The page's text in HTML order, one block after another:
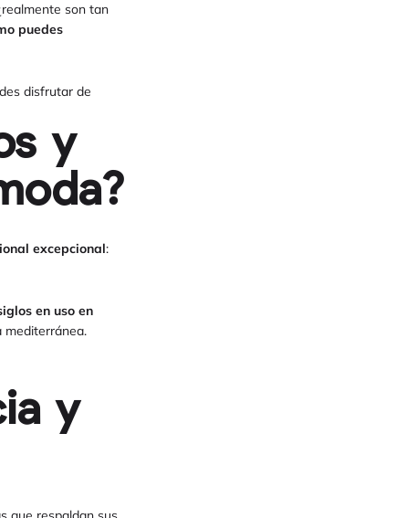
son tan
puedes
disfrutar de
y
excepcional:
en uso en
mediterránea.
y